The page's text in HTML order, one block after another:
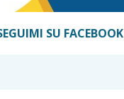
SU FACEBOOK